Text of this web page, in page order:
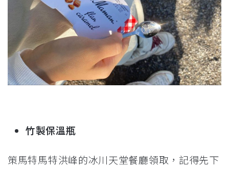
竹製保溫瓶
策馬特馬特洪峰的冰川天堂餐廳領取，記得先下